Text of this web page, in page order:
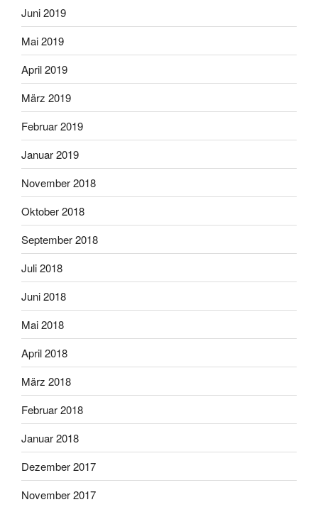
Juni 2019
Mai 2019
April 2019
März 2019
Februar 2019
Januar 2019
November 2018
Oktober 2018
September 2018
Juli 2018
Juni 2018
Mai 2018
April 2018
März 2018
Februar 2018
Januar 2018
Dezember 2017
November 2017